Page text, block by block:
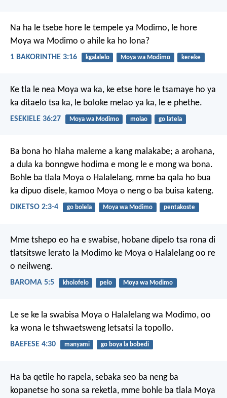
Na ha le tsebe hore le tempele ya Modimo, le hore
Moya wa Modimo o ahile ka ho lona?
1 BAKORINTHE 3:16 kgalalelo Moya wa Modimo kereke
Ke tla le nea Moya wa ka, ke etse hore le tsamaye ho ya
ka ditaelo tsa ka, le boloke melao ya ka, le e phethe.
ESEKIELE 36:27 Moya wa Modimo molao go latela
Ba bona ho hlaha maleme a kang malakabe; a arohana,
a dula ka bonngwe hodima e mong le e mong wa bona.
Bohle ba tlala Moya o Halalelang, mme ba qala ho bua
ka dipuo disele, kamoo Moya o neng o ba buisa kateng.
DIKETSO 2:3-4 go bolela Moya wa Modimo pentakoste
Mme tshepo eo ha e swabise, hobane dipelo tsa rona di
tlatsitswe lerato la Modimo ke Moya o Halalelang oo re
o neilweng.
BAROMA 5:5 kholofelo pelo Moya wa Modimo
Le se ke la swabisa Moya o Halalelang wa Modimo, oo
ka wona le tshwaetsweng letsatsi la topollo.
BAEFESE 4:30 manyami go boya la bobedi
Ha ba qetile ho rapela, sebaka seo ba neng ba
kopanetse ho sona sa reketla, mme bohle ba tlala Moya